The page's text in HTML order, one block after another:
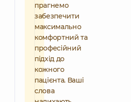
прагнемо
забезпечити
максимально
комфортний та
професійний
підхід до
кожного
пацієнта. Ваші
слова